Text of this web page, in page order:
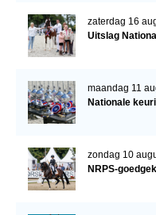
zaterdag 16
Uitslag
maandag 11
Nationale
zondag 10
NRPS-